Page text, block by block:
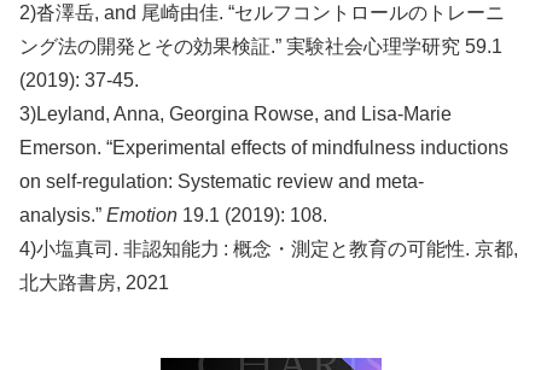
2)沓澤岳, and 尾崎由佳. “セルフコントロールのトレーニ
ング法の開発とその効果検証.” 実験社会心理学研究 59.1
(2019): 37-45.
3)Leyland, Anna, Georgina Rowse, and Lisa-Marie
Emerson. “Experimental effects of mindfulness inductions
on self-regulation: Systematic review and meta-
analysis.” Emotion 19.1 (2019): 108.
4)小塩真司. 非認知能力 : 概念・測定と教育の可能性. 京都,
北大路書房, 2021